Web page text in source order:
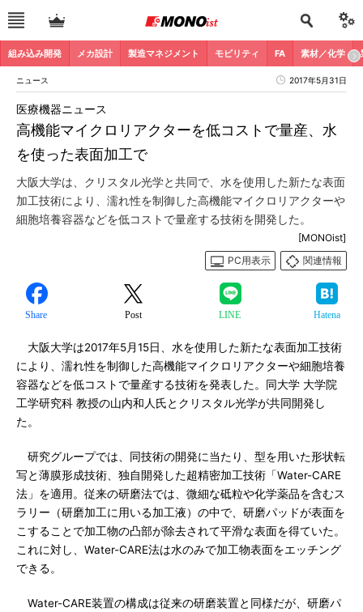
組み込み開発 メカ設計 製造マネジメント モビリティ FA 素材／化学
ニュース 2017年5月31日
高機能マイクロリアクターを低コストで量産、水
を使った表面加工で
医療機器ニュース
大阪大学は、クリスタル光学と共同で、水を使用した新たな表面
加工技術により、濡れ性を制御した高機能マイクロリアクターや
細胞培養容器などを低コストで量産する技術を開発した。
[MONOist]
PC用表示
関連情報
Share Post LINE Hatena
大阪大学は2017年5月15日、水を使用した新たな表面加工技術
により、濡れ性を制御した高機能マイクロリアクターや細胞培養
容器などを低コストで量産する技術を発表した。同大学 大学院
工学研究科 教授の山内和人氏とクリスタル光学が共同開発し
た。
研究グループでは、同技術の開発に当たり、型を用いた形状転
写と薄膜形成技術、独自開発した超精密加工技術「Water-CARE
法」を適用。従来の研磨法では、微細な砥粒や化学薬品を含むス
ラリー（研磨加工に用いる加工液）の中で、研磨パッドが表面を
こすることで加工物の凸部が除去されて平滑な表面を得ていた。
これに対し、Water-CARE法は水のみで加工物表面をエッチング
できる。
Water-CARE装置の構成は従来の研磨装置と同様だが、研磨パ